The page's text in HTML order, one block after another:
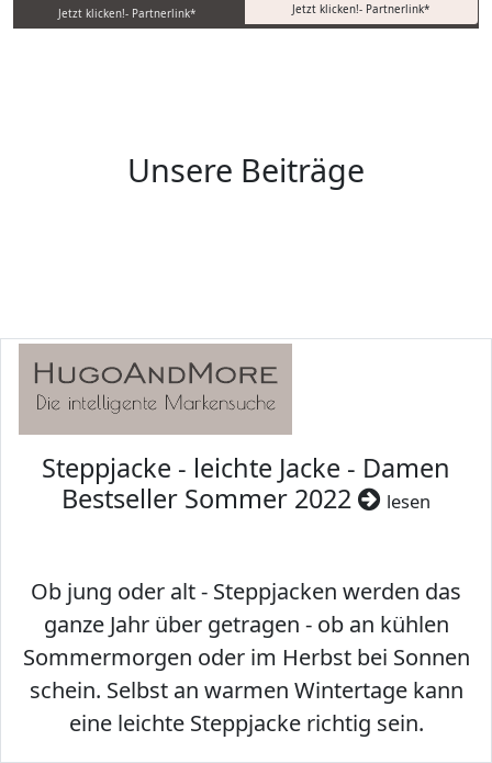
Jetzt klicken!- Partnerlink* Jetzt klicken!- Partnerlink*
Unsere Beiträge
Steppjacke - leichte Jacke - Damen
Bestseller Sommer 2022
lesen
Ob jung oder alt - Steppjacken werden das
ganze Jahr über getragen - ob an kühlen
Sommermorgen oder im Herbst bei Sonnen
schein. Selbst an warmen Wintertage kann
eine leichte Steppjacke richtig sein.